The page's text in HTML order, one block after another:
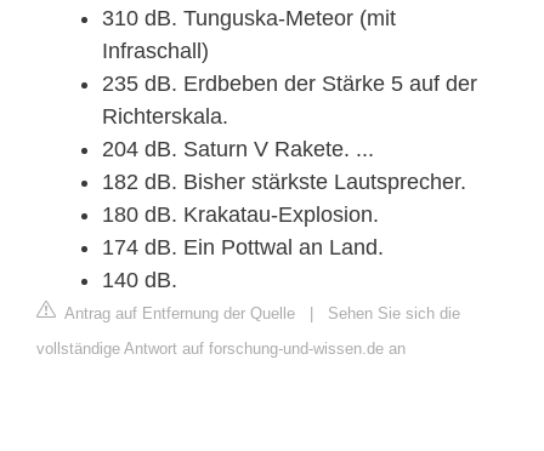
310 dB. Tunguska-Meteor (mit
Infraschall)
235 dB. Erdbeben der Stärke 5 auf der
Richterskala.
204 dB. Saturn V Rakete. ...
182 dB. Bisher stärkste Lautsprecher.
180 dB. Krakatau-Explosion.
174 dB. Ein Pottwal an Land.
140 dB.
Antrag auf Entfernung der Quelle
Sehen Sie sich die
vollständige Antwort auf forschung-und-wissen.de an